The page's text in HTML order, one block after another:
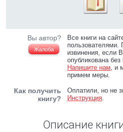
Вы автор?
Жалоба
Все книги на
пользователями.
извинения, если
опубликована
Напишите нам, и
примем меры.
Как получить
книгу?
Оплатили, но не
Инструкция.
Описание